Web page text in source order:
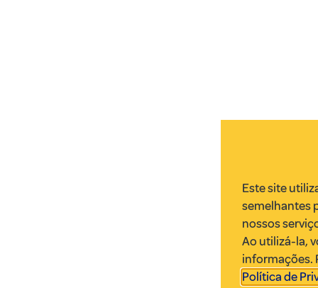
Este site
semelhantes
nossos
Ao utilizá-la,
informações.
Política de